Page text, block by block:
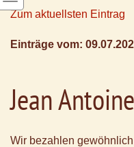
Zum aktuellsten Eintrag
Einträge vom:
Jean
Wir bezahlen